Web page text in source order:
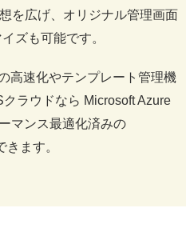
を広げ、オリジナル管理画面
ズも可能です。
高速化やテンプレート管理機
ラウドなら Microsoft Azure
マンス最適化済みの
ます。